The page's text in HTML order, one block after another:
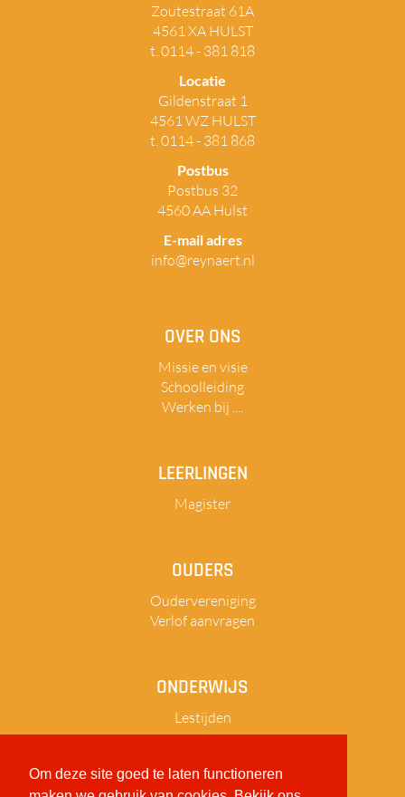
Om deze site goed te laten functioneren
Zoutestraat 61A
4561 XA HULST
t. 0114 - 381 818
Locatie
Gildenstraat 1
4561 WZ HULST
t. 0114 - 381 868
Postbus
Postbus 32
4560 AA Hulst
E-mail adres
info@reynaert.nl
OVER ONS
Missie en visie
Schoolleiding
Werken bij ....
LEERLINGEN
Magister
OUDERS
Oudervereniging
Verlof aanvragen
ONDERWIJS
Lestijden